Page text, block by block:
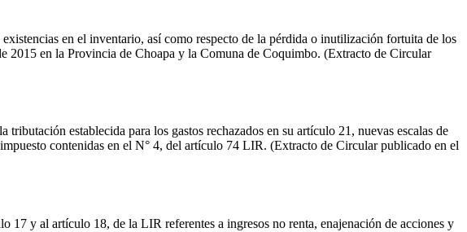
en el inventario, así como respecto de la pérdida o inutilización fortuita de los
2015 en la Provincia de Choapa y la Comuna de Coquimbo. (Extracto de Circular
establecida para los gastos rechazados en su artículo 21, nuevas escalas de
contenidas en el N° 4, del artículo 74 LIR. (Extracto de Circular publicado en el
y al artículo 18, de la LIR referentes a ingresos no renta, enajenación de acciones y